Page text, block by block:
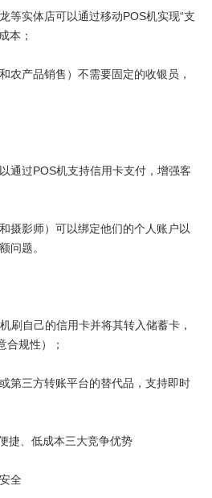
实体店可以通过移动POS机实现“支
本；
产品销售）不需要固定的收银员，
过POS机支持信用卡支付，增强客
影师）可以绑定他们的个人账户以
问题。
自己的信用卡并将其转入储蓄卡，
合规性）；
三方转账平台的替代品，支持即时
、低成本三大竞争优势
全